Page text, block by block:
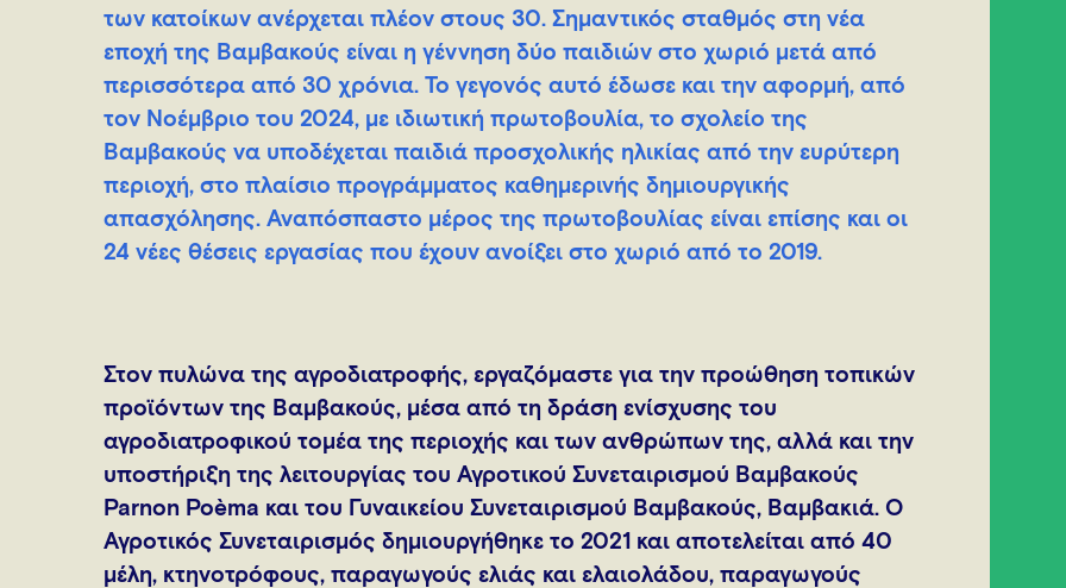
των κατοίκων ανέρχεται πλέον στους 30. Σημαντικός σταθμός στη νέα
εποχή της Βαμβακούς είναι η γέννηση δύο παιδιών στο χωριό μετά από
περισσότερα από 30 χρόνια. Το γεγονός αυτό έδωσε και την αφορμή, από
τον Νοέμβριο του 2024, με ιδιωτική πρωτοβουλία, το σχολείο της
Βαμβακούς να υποδέχεται παιδιά προσχολικής ηλικίας από την ευρύτερη
περιοχή, στο πλαίσιο προγράμματος καθημερινής δημιουργικής
απασχόλησης. Αναπόσπαστο μέρος της πρωτοβουλίας είναι επίσης και οι
24 νέες θέσεις εργασίας που έχουν ανοίξει στο χωριό από το 2019.
Στον πυλώνα της αγροδιατροφής, εργαζόμαστε για την προώθηση τοπικών
προϊόντων της Βαμβακούς, μέσα από τη δράση ενίσχυσης του
αγροδιατροφικού τομέα της περιοχής και των ανθρώπων της, αλλά και την
υποστήριξη της λειτουργίας του Αγροτικού Συνεταιρισμού Βαμβακούς
Parnon Poèma και του Γυναικείου Συνεταιρισμού Βαμβακούς, Βαμβακιά. Ο
Αγροτικός Συνεταιρισμός δημιουργήθηκε το 2021 και αποτελείται από 40
μέλη, κτηνοτρόφους, παραγωγούς ελιάς και ελαιολάδου, παραγωγούς